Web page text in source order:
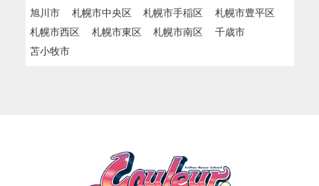
旭川市 札幌市中央区 札幌市手稲区
札幌市豊平区
札幌市西区
札幌市東区 札幌市南区
千歳市
苫小牧市